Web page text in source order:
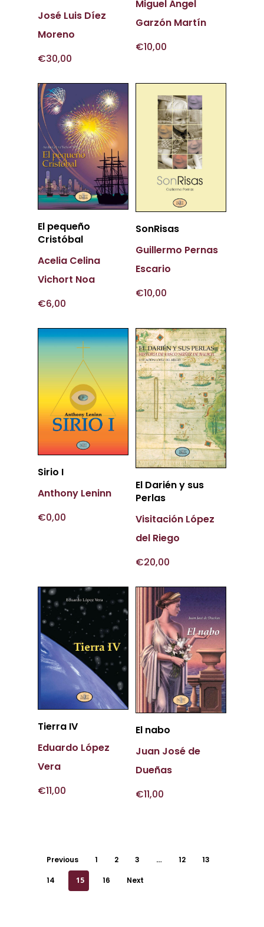
José Luis Díez
Moreno
€30,00
Miguel Ángel
Garzón Martín
€10,00
Información
El pequeño
Cristóbal
Acelia Celina
Vichort Noa
€6,00
Más
SonRisas
Guillermo Pernas
Escario
€10,00
Añadir
Sirio I
Anthony Leninn
€0,00
Añadir
Al Carrito
El Darién y sus
Perlas
Visitación López
del Riego
€20,00
Tierra IV
Eduardo López
Vera
€11,00
El nabo
Juan José de
Dueñas
€11,00
Previous 1 2 3 … 12 13
14 15 16 Next